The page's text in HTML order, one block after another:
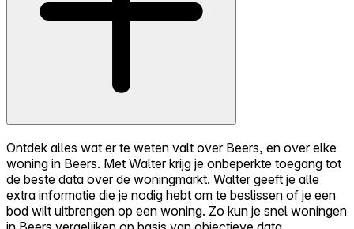
Ontdek alles wat er te weten valt over Beers, en over elke
woning in Beers. Met Walter krijg je onbeperkte toegang tot
de beste data over de woningmarkt. Walter geeft je alle
extra informatie die je nodig hebt om te beslissen of je een
bod wilt uitbrengen op een woning. Zo kun je snel woningen